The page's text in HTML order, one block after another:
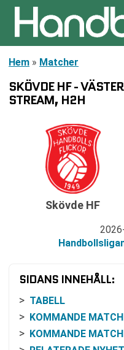
Hem » Matcher
SKÖVDE HF -
STREAM, H2H
Skövde HF
SIDANS INNEHÅLL:
TABELL
KOMMANDE
KOMMANDE